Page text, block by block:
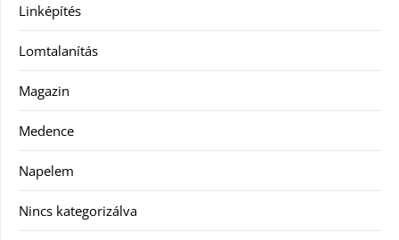
Linképítés
Lomtalanítás
Magazin
Medence
Napelem
Nincs kategorizálva